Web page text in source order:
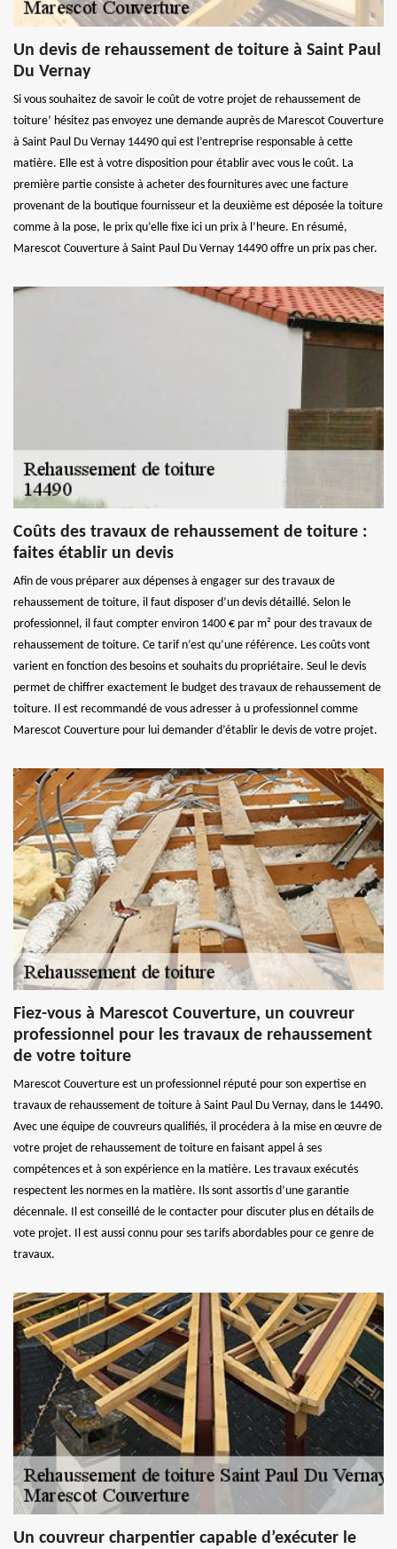
Un devis de rehaussement de toiture à Saint Paul
Du Vernay
Si vous souhaitez de savoir le coût de votre projet de rehaussement de
toiture’ hésitez pas envoyez une demande auprès de Marescot Couverture
à Saint Paul Du Vernay 14490 qui est l’entreprise responsable à cette
matière. Elle est à votre disposition pour établir avec vous le coût. La
première partie consiste à acheter des fournitures avec une facture
provenant de la boutique fournisseur et la deuxième est déposée la toiture
comme à la pose, le prix qu’elle fixe ici un prix à l’heure. En résumé,
Marescot Couverture à Saint Paul Du Vernay 14490 offre un prix pas cher.
Coûts des travaux de rehaussement de toiture :
faites établir un devis
Afin de vous préparer aux dépenses à engager sur des travaux de
rehaussement de toiture, il faut disposer d’un devis détaillé. Selon le
professionnel, il faut compter environ 1400 € par m² pour des travaux de
rehaussement de toiture. Ce tarif n’est qu’une référence. Les coûts vont
varient en fonction des besoins et souhaits du propriétaire. Seul le devis
permet de chiffrer exactement le budget des travaux de rehaussement de
toiture. Il est recommandé de vous adresser à u professionnel comme
Marescot Couverture pour lui demander d’établir le devis de votre projet.
Fiez-vous à Marescot Couverture, un couvreur
professionnel pour les travaux de rehaussement
de votre toiture
Marescot Couverture est un professionnel réputé pour son expertise en
travaux de rehaussement de toiture à Saint Paul Du Vernay, dans le 14490.
Avec une équipe de couvreurs qualifiés, il procédera à la mise en œuvre de
votre projet de rehaussement de toiture en faisant appel à ses
compétences et à son expérience en la matière. Les travaux exécutés
respectent les normes en la matière. Ils sont assortis d’une garantie
décennale. Il est conseillé de le contacter pour discuter plus en détails de
vote projet. Il est aussi connu pour ses tarifs abordables pour ce genre de
travaux.
Un couvreur charpentier capable d’exécuter le